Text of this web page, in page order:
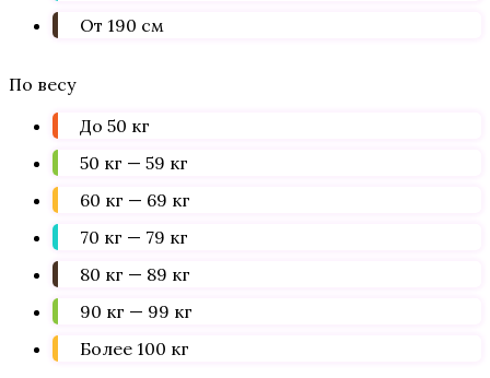
От 190 см
По весу
До 50 кг
50 кг — 59 кг
60 кг — 69 кг
70 кг — 79 кг
80 кг — 89 кг
90 кг — 99 кг
Более 100 кг